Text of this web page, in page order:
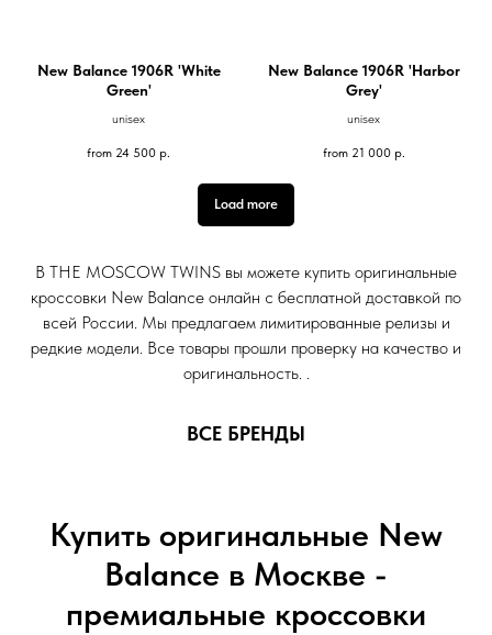
New Balance 1906R 'White
Green'
unisex
from 24 500 р.
New Balance 1906R 'Harbor
Grey'
unisex
from 21 000 р.
Load more
В THE MOSCOW TWINS вы можете купить оригинальные
кроссовки New Balance онлайн с бесплатной доставкой по
всей России. Мы предлагаем лимитированные релизы и
редкие модели. Все товары прошли проверку на качество и
оригинальность. .
ВСЕ БРЕНДЫ
Купить оригинальные New
Balance в Москве -
премиальные кроссовки